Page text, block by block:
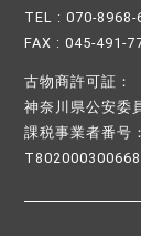
TEL : 070-8968-
FAX : 045-491-
古物商許可証：
神奈川県公安委
課税事業者番号：